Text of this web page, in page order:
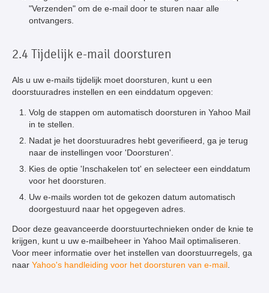
"Verzenden" om de e-mail door te sturen naar alle
ontvangers.
2.4 Tijdelijk e-mail doorsturen
Als u uw e-mails tijdelijk moet doorsturen, kunt u een
doorstuuradres instellen en een einddatum opgeven:
Volg de stappen om automatisch doorsturen in Yahoo Mail
in te stellen.
Nadat je het doorstuuradres hebt geverifieerd, ga je terug
naar de instellingen voor 'Doorsturen'.
Kies de optie 'Inschakelen tot' en selecteer een einddatum
voor het doorsturen.
Uw e-mails worden tot de gekozen datum automatisch
doorgestuurd naar het opgegeven adres.
Door deze geavanceerde doorstuurtechnieken onder de knie te
krijgen, kunt u uw e-mailbeheer in Yahoo Mail optimaliseren.
Voor meer informatie over het instellen van doorstuurregels, ga
naar Yahoo's handleiding voor het doorsturen van e-mail .